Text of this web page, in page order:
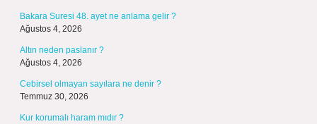
Bakara Suresi 48. ayet ne anlama gelir ?
Ağustos 4, 2026
Altın neden paslanır ?
Ağustos 4, 2026
Cebirsel olmayan sayılara ne denir ?
Temmuz 30, 2026
Kur korumalı haram mıdır ?